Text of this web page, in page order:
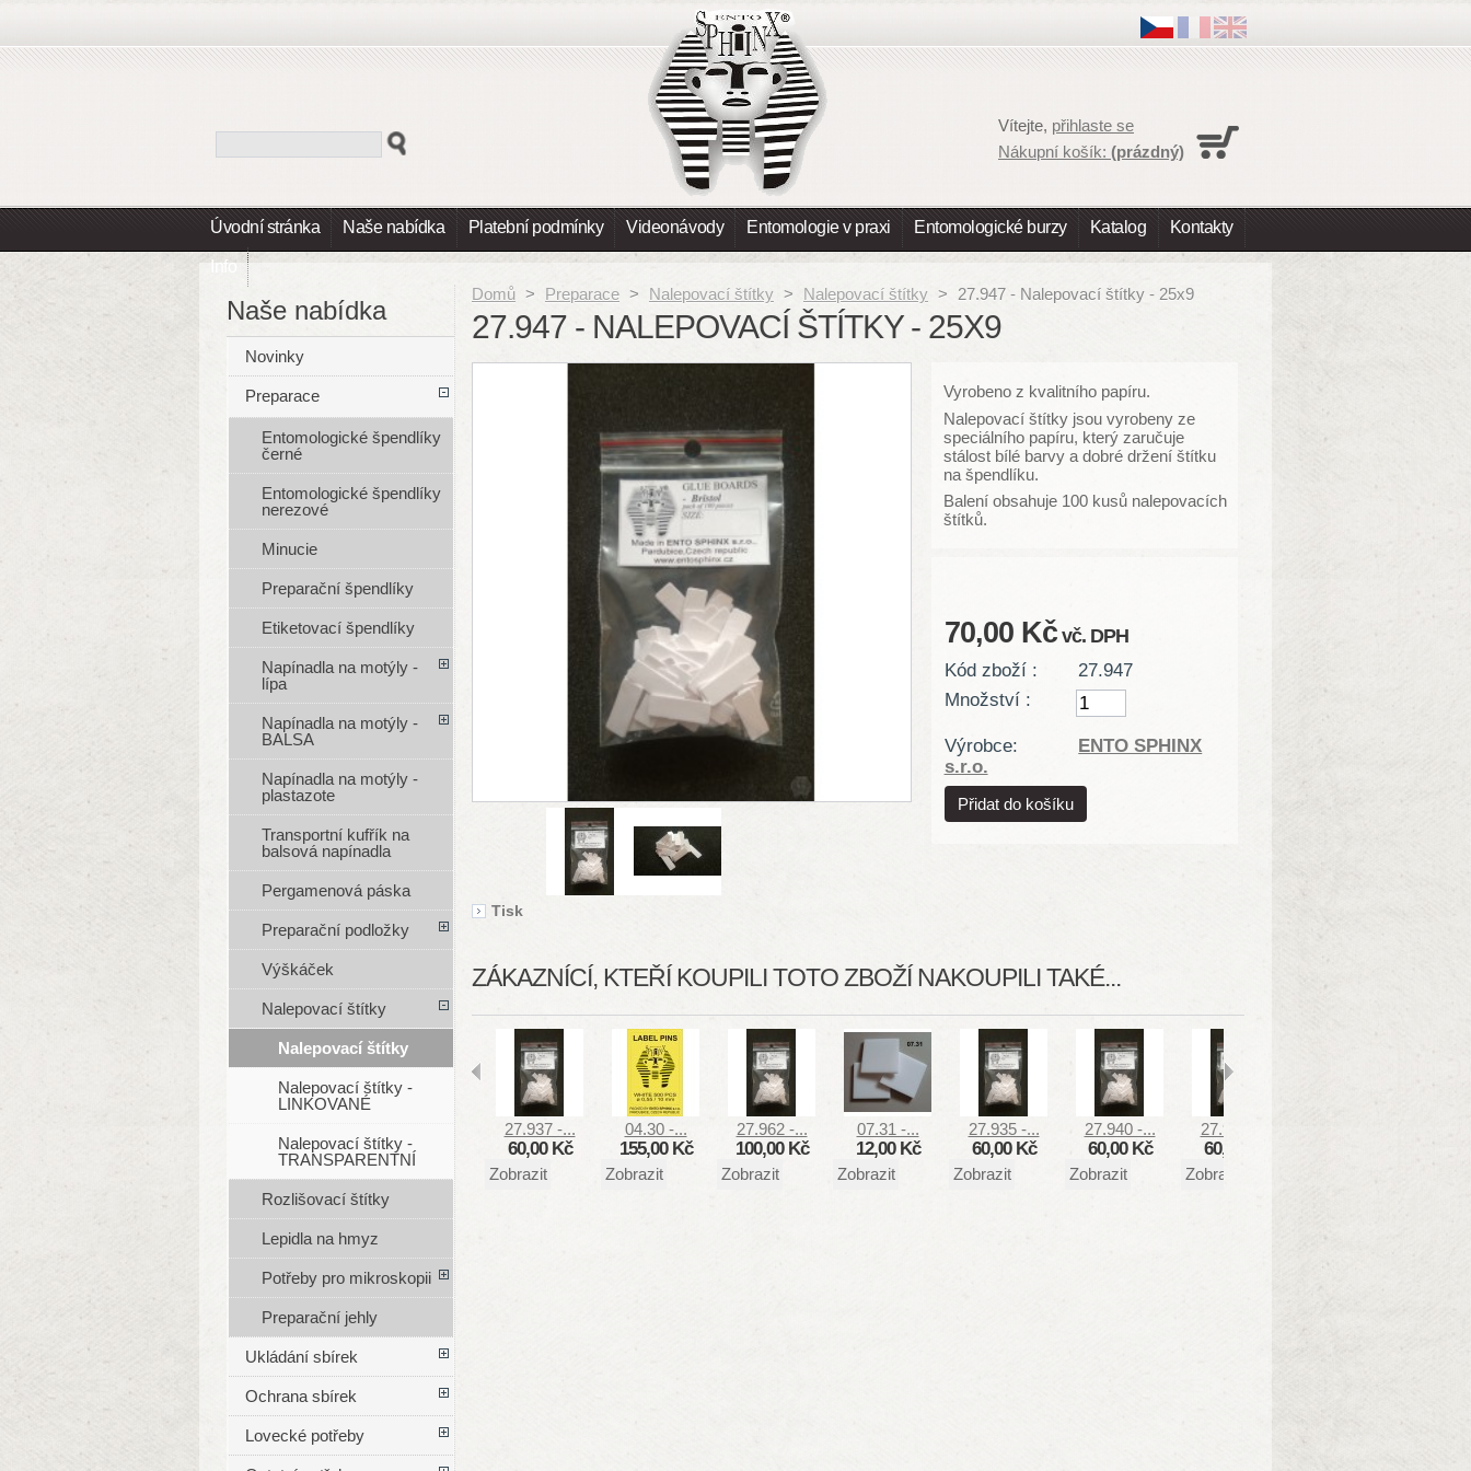
Úvodní stránka Naše nabídka Platební podmínky Videonávody Entomologie v praxi Entomologické burzy Katalog Kontakty
Info
Vítejte, přihlaste se
Nákupní košík: (prázdný)
Domů > Preparace > Nalepovací štítky > Nalepovací štítky > 27.947 - Nalepovací štítky - 25x9
27.947 - NALEPOVACÍ ŠTÍTKY - 25X9
Tisk
Vyrobeno z kvalitního papíru.
Nalepovací štítky jsou vyrobeny ze
speciálního papíru, který zaručuje
stálost bílé barvy a dobré držení štítku
na špendlíku.
Balení obsahuje 100 kusů nalepovacích
štítků.
70,00 Kčvč. DPH
Kód zboží :
27.947
Množství :
Výrobce:
ENTO SPHINX
s.r.o.
ZÁKAZNÍCÍ, KTEŘÍ KOUPILI TOTO ZBOŽÍ NAKOUPILI TAKÉ...
27.937 -...
60,00 Kč
Zobrazit
04.30 -...
155,00 Kč
Zobrazit
27.962 -...
100,00 Kč
Zobrazit
07.31 -...
12,00 Kč
Zobrazit
27.935 -...
60,00 Kč
Zobrazit
27.940 -...
60,00 Kč
Zobrazit
27.936 -...
60,00 Kč
Zobrazit
Naše nabídka
Novinky
Preparace
Entomologické špendlíky
černé
Entomologické špendlíky
nerezové
Minucie
Preparační špendlíky
Etiketovací špendlíky
Napínadla na motýly -
lípa
Napínadla na motýly -
BALSA
Napínadla na motýly -
plastazote
Transportní kufřík na
balsová napínadla
Pergamenová páska
Preparační podložky
Výškáček
Nalepovací štítky
Nalepovací štítky
Nalepovací štítky -
LINKOVANÉ
Nalepovací štítky -
TRANSPARENTNÍ
Rozlišovací štítky
Lepidla na hmyz
Potřeby pro mikroskopii
Preparační jehly
Ukládání sbírek
Ochrana sbírek
Lovecké potřeby
Nákupní košík je prázdny
DPH 0,00 Kč
K úhradě 0,00 Kč
Ceny jsou s DPH
Objednávka